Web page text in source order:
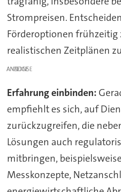
Strompreisen.
Förderoptionen
realistischen Zeitplänen
ANZEIGE
Erfahrung einbinden:
empfiehlt es sich, auf
zurückzugreifen, die
Lösungen auch
mitbringen,
Messkonzepte,